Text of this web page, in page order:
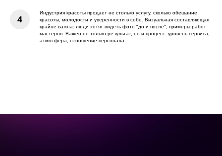
Индустрия красоты продает не столько услугу, сколько обещание
красоты, молодости и уверенности в себе. Визуальная составляющая
крайне важна: люди хотят видеть фото "до и после", примеры работ
мастеров. Важен не только результат, но и процесс: уровень сервиса,
атмосфера, отношение персонала.